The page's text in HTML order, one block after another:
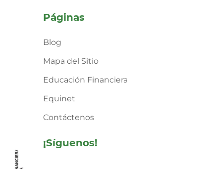
Páginas
Blog
Mapa del Sitio
Educación Financiera
Equinet
Contáctenos
¡Síguenos!